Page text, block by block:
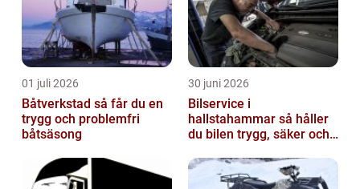
01 juli 2026
Båtverkstad så får du en
trygg och problemfri
båtsäsong
30 juni 2026
Bilservice i
hallstahammar så håller
du bilen trygg, säker och